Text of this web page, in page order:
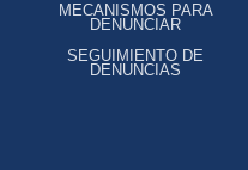
MECANISMOS PARA
DENUNCIAR
SEGUIMIENTO DE
DENUNCIAS